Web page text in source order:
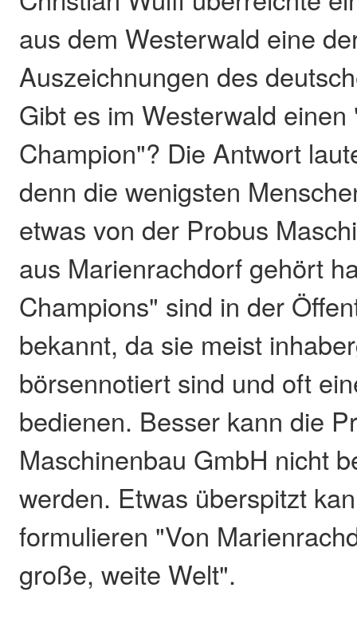
aus dem Westerwald eine
Auszeichnungen des
Gibt es im Westerwald einen
Champion"? Die Antwort
denn die wenigsten
etwas von der Probus
aus Marienrachdorf gehört
Champions" sind in der
bekannt, da sie meist
börsennotiert sind und oft
bedienen. Besser kann die
Maschinenbau GmbH nicht
werden. Etwas überspitzt
formulieren "Von
große, weite Welt".